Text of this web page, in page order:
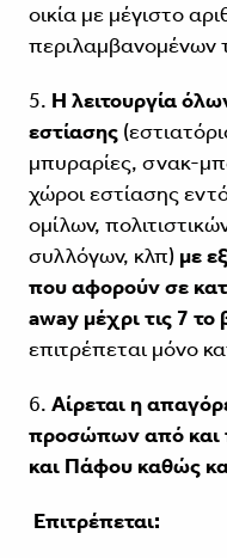
οικία με μέγιστο
περιλαμβανομένων
5. Η λειτουργία
εστίασης
μπυραρίες, σνακ-
χώρoι εστίασης
ομίλων,
συλλόγων, κλπ) με
που αφορούν σε
away μέχρι τις 7 το
επιτρέπεται μόνο
6. Αίρεται η
προσώπων από και
και Πάφου καθώς
Επιτρέπεται: